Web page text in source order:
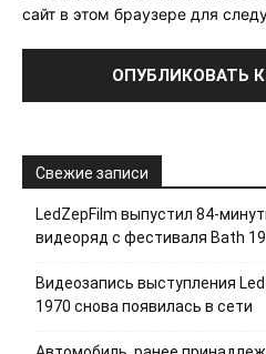
сайт в этом браузере для
Свежие записи
LedZepFilm выпустил 84-
видеоряд с фестиваля Bath
Видеозапись выступления
1970 снова появилась в сети